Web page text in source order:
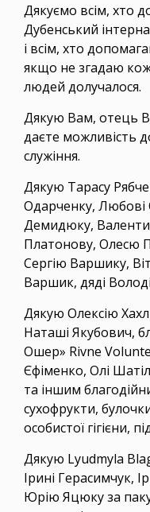
Дякуємо всім, хто
Дубенський
і всім, хто
якщо не згадаю
людей долучалося.
Дякую Вам, отець
даєте можливість
служіння.
Дякую Тарасу
Одарченку,
Демидюку,
Платонову, Олесю
Сергію Варшику,
Варшик, дяді
Дякую Олексію
Наташі Якубович,
Ошер» Rivne
Єфіменко, Олі
та іншим
сухофрукти,
особистої гігієни,
Дякую Lyudmyla
Ірині Герасимчук,
Юрію Яцюку за